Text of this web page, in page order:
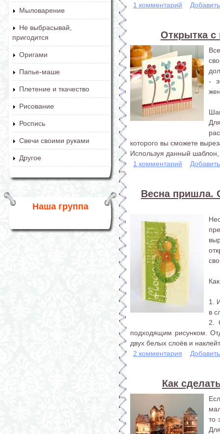
Мыловарение
Не выбрасывай,
пригодится
Оригами
Папье-маше
Плетение и ткачество
Рисование
Роспись
Свечи своими руками
Другое
Наша группа
1 комментарий
Открытка с
-
которого вы сможете
Используя данный
1 комментарий
Весна пришла.
1.
в
2.
подходящим рисунком.
двух белых слоёв и
2 комментария
Как
то